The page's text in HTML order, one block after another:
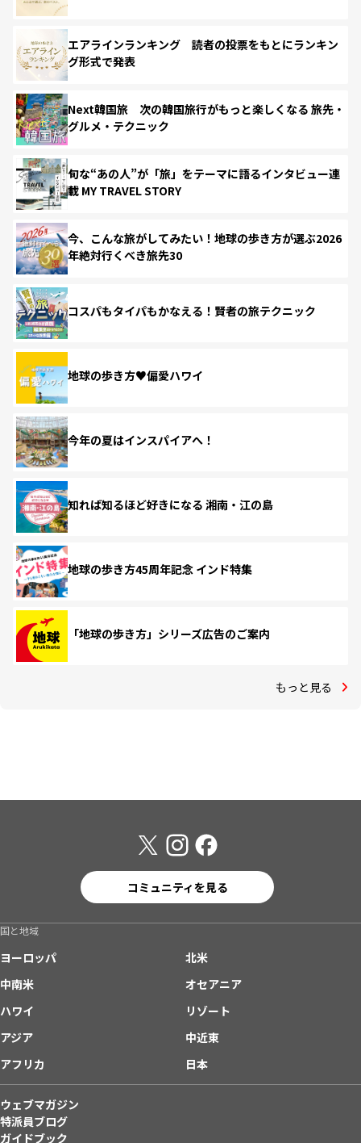
エアラインランキング 読者の投票をもとにランキン
グ形式で発表
Next韓国旅 次の韓国旅行がもっと楽しくなる 旅先・
グルメ・テクニック
旬な“あの人”が「旅」をテーマに語るインタビュー連
載 MY TRAVEL STORY
今、こんな旅がしてみたい！地球の歩き方が選ぶ2026
年絶対行くべき旅先30
コスパもタイパもかなえる！賢者の旅テクニック
地球の歩き方♥偏愛ハワイ
今年の夏はインスパイアへ！
知れば知るほど好きになる 湘南・江の島
地球の歩き方45周年記念 インド特集
「地球の歩き方」シリーズ広告のご案内
もっと見る
コミュニティを見る
国と地域
ヨーロッパ
北米
中南米
オセアニア
ハワイ
リゾート
アジア
中近東
アフリカ
日本
ウェブマガジン
特派員ブログ
ガイドブック